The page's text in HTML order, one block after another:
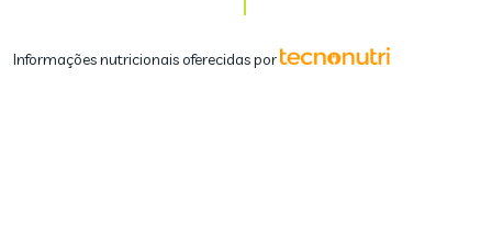
Informações nutricionais oferecidas por